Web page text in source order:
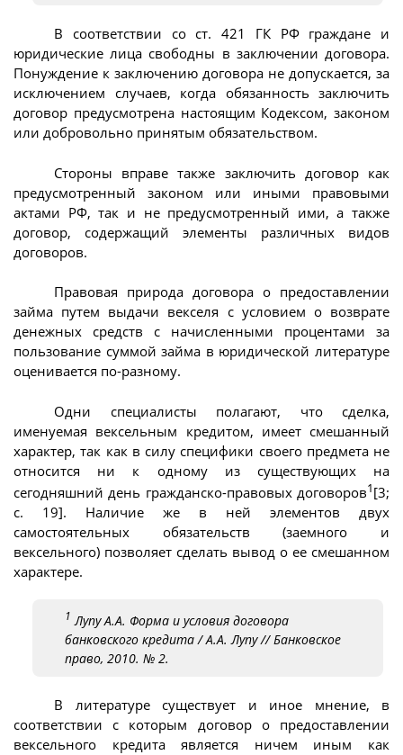
В соответствии со ст. 421 ГК РФ граждане и
юридические лица свободны в заключении договора.
Понуждение к заключению договора не допускается, за
исключением случаев, когда обязанность заключить
договор предусмотрена настоящим Кодексом, законом
или добровольно принятым обязательством.
Стороны вправе также заключить договор как
предусмотренный законом или иными правовыми
актами РФ, так и не предусмотренный ими, а также
договор, содержащий элементы различных видов
договоров.
Правовая природа договора о предоставлении
займа путем выдачи векселя с условием о возврате
денежных средств с начисленными процентами за
пользование суммой займа в юридической литературе
оценивается по-разному.
Одни специалисты полагают, что сделка,
именуемая вексельным кредитом, имеет смешанный
характер, так как в силу специфики своего предмета не
относится ни к одному из существующих на
сегодняшний день гражданско-правовых договоров1[3;
с. 19]. Наличие же в ней элементов двух
самостоятельных обязательств (заемного и
вексельного) позволяет сделать вывод о ее смешанном
характере.
1 Лупу А.А. Форма и условия договора
банковского кредита / А.А. Лупу // Банковское
право, 2010. № 2.
В литературе существует и иное мнение, в
соответствии с которым договор о предоставлении
вексельного кредита является ничем иным как